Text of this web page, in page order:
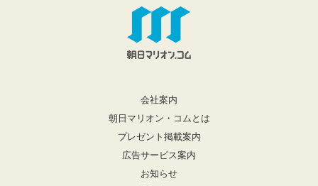
会社案内
朝日マリオン・コムとは
プレゼント掲載案内
広告サービス案内
お知らせ